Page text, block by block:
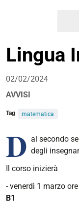
Lingua
02/02/2024
AVVISI
Tag matematica
D al secondo
degli
Il corso inizierà
- venerdì 1 marzo
B1